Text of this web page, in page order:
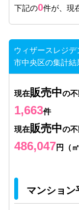
下記の0件が、現
ウィザースレジ
市中央区の集計結
現在販売中の
1,663件
現在販売中の
486,047円（
マンション